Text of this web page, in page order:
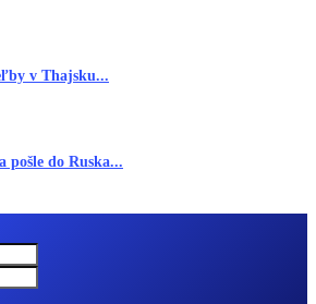
v Thajsku...
pošle do Ruska...